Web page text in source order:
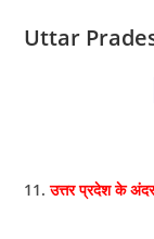
Uttar
11.उत्तर प्रदेश के